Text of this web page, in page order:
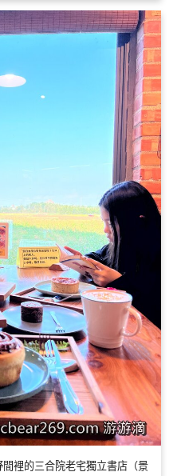
間裡的三合院老宅獨立書店（景